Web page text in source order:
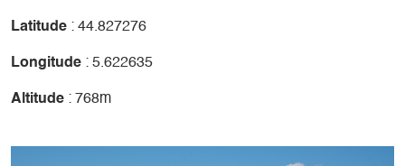
Latitude : 44.827276
Longitude : 5.622635
Altitude : 768m